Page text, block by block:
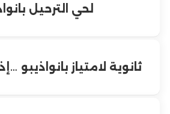
لحي الترحيل
ثانوية لامتياز بانواذيبو